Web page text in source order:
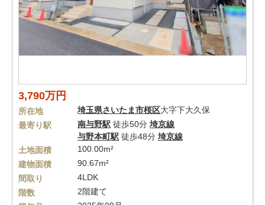
3,790万円
所在地 埼玉県さいたま市桜区大字下大久保
最寄り駅
南与野駅 徒歩50分 埼京線
与野本町駅 徒歩48分 埼京線
土地面積
100.00m²
建物面積
90.67m²
間取り
4LDK
階数
2階建て